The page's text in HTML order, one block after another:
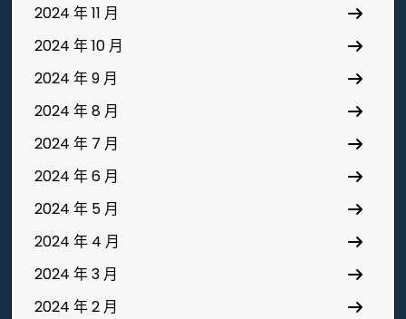
2024 年 11 月
2024 年 10 月
2024 年 9 月
2024 年 8 月
2024 年 7 月
2024 年 6 月
2024 年 5 月
2024 年 4 月
2024 年 3 月
2024 年 2 月